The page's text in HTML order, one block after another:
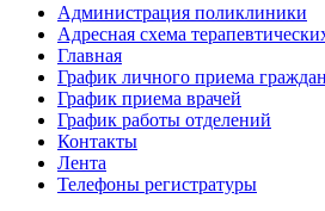
Администрация поликлиники
Адресная схема
Главная
График личного приема граждан
График приема врачей
График работы отделений
Контакты
Лента
Телефоны регистратуры